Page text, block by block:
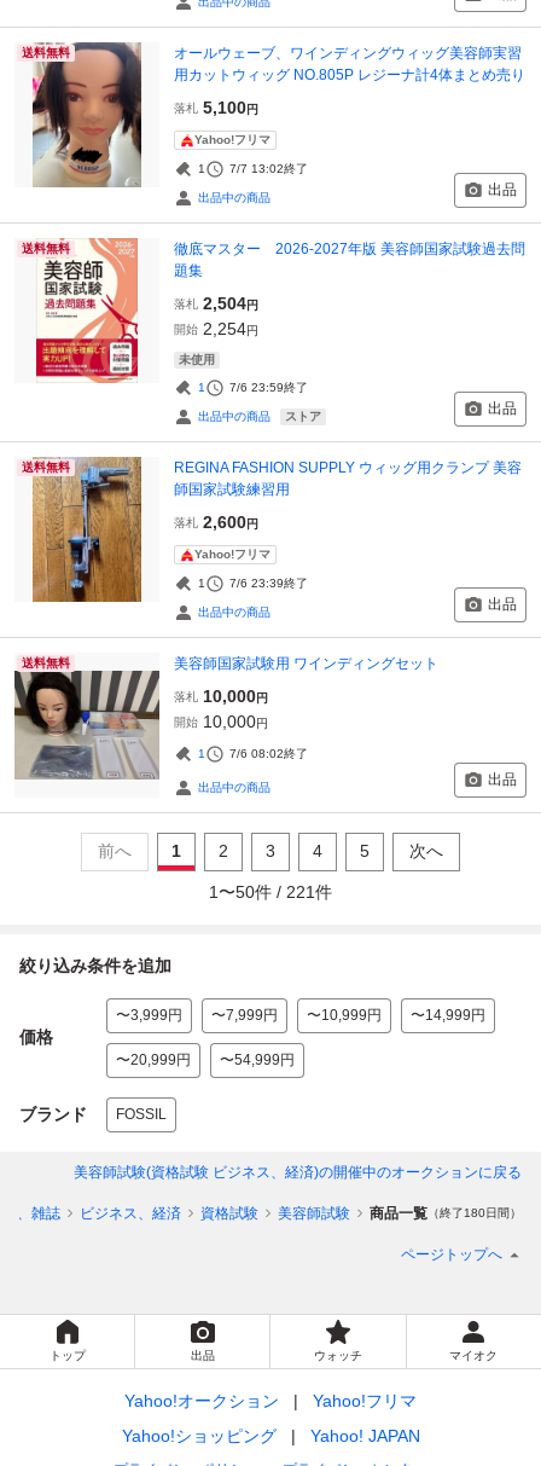
送料無料
オールウェーブ、ワインディングウィッグ美容師実習
用カットウィッグ NO.805P レジーナ計4体まとめ売り
落札 5,100円
Yahoo!フリマ
1 7/7 13:02終了
出品中の商品 出品
送料無料
徹底マスター 2026-2027年版 美容師国家試験過去問
題集
落札 2,504円
開始 2,254円
未使用
1 7/6 23:59終了
出品中の商品 ストア 出品
送料無料
REGINA FASHION SUPPLY ウィッグ用クランプ 美容
師国家試験練習用
落札 2,600円
Yahoo!フリマ
1 7/6 23:39終了
出品中の商品 出品
送料無料 美容師国家試験用 ワインディングセット
落札 10,000円
開始 10,000円
1 7/6 08:02終了
出品中の商品 出品
前へ 1 2 3 4 5 次へ
1 〜50件 / 221件
絞り込み条件を追加
価格
〜3,999円 〜7,999円 〜10,999円 〜14,999円
〜20,999円 〜54,999円
ブランド FOSSIL
美容師試験(資格試験 ビジネス、経済)の開催中のオークションに戻る
本、雑誌 ビジネス、経済 資格試験 美容師試験 商品一覧 （終了180日間）
ページトップへ
トップ 出品 ウォッチ マイオク
Yahoo!オークション
Yahoo!フリマ
Yahoo!ショッピング
Yahoo! JAPAN